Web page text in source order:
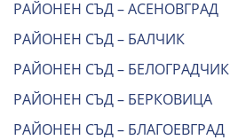
РАЙОНЕН СЪД – АСЕНОВГРАД
РАЙОНЕН СЪД – БАЛЧИК
РАЙОНЕН СЪД – БЕЛОГРАДЧИК
РАЙОНЕН СЪД – БЕРКОВИЦА
РАЙОНЕН СЪД – БЛАГОЕВГРАД